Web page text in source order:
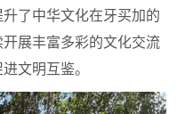
了中华文化在牙买加的
展丰富多彩的文化交流
文明互鉴。